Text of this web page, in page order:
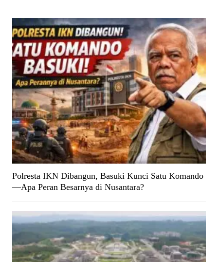
Polresta IKN Dibangun, Basuki Kunci Satu Komando
—Apa Peran Besarnya di Nusantara?